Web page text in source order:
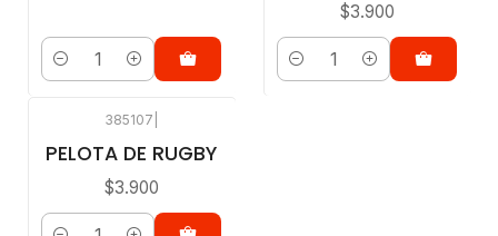
Cantidad
$3.900
Cantidad
385107
PELOTA DE RUGBY
$3.900